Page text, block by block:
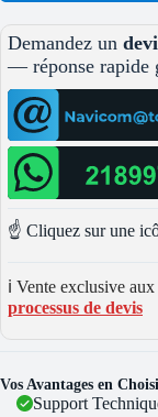
Demandez un
— réponse rapide
☝️ Cliquez sur une
ℹ️ Vente exclusive
processus de devis
Vos Avantages en
Support